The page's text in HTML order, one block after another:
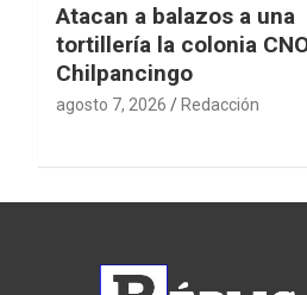
Atacan a balazos a una
tortillería la colonia
Chilpancingo
agosto 7, 2026 Redacción